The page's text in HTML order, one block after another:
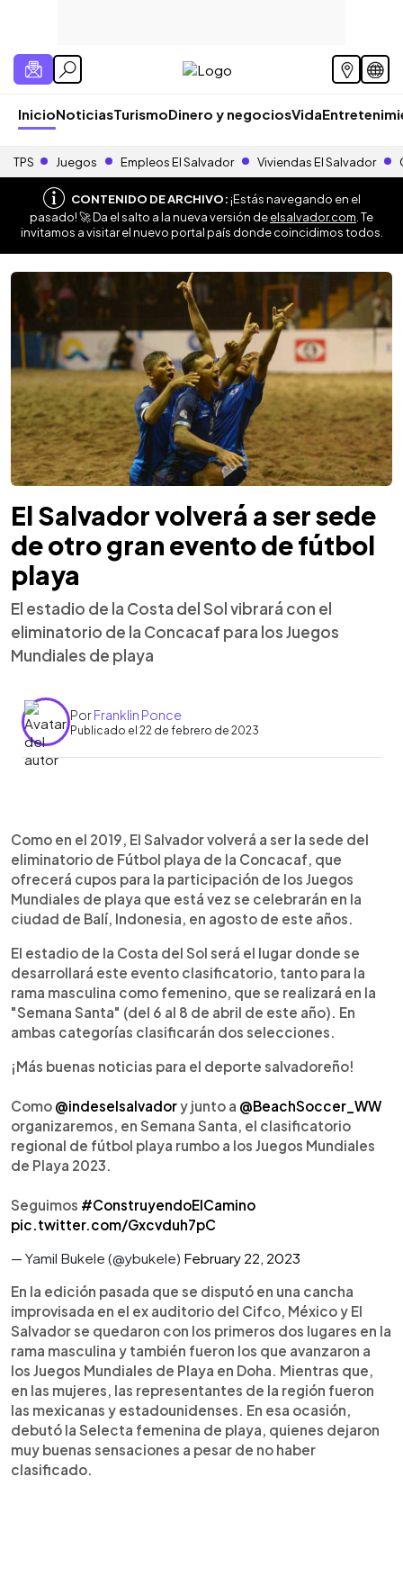
InicioNoticiasTurismoDinero y negociosVida
TPS Juegos Empleos El Salvador Viviendas El Salvador
CONTENIDO DE ARCHIVO:¡Estás navegando en el
pasado! 🚀 Da el salto a la nueva versión deelsalvador.com . Te
invitamos a visitar el nuevo portal país donde coincidimos todos.
El Salvador volverá a ser sede
de otro gran evento de fútbol
playa
El estadio de la Costa del Sol vibrará con el
eliminatorio de la Concacaf para los Juegos
Mundiales de playa
PorFranklin Ponce
Publicado el 22 de febrero de 2023
Escuchar artículo
Como en el 2019, El Salvador volverá a ser la sede del
eliminatorio de Fútbol playa de la Concacaf, que
ofrecerá cupos para la participación de los Juegos
Mundiales de playa que está vez se celebrarán en la
ciudad de Balí, Indonesia, en agosto de este años.
El estadio de la Costa del Sol será el lugar donde se
desarrollará este evento clasificatorio, tanto para la
rama masculina como femenino, que se realizará en la
"Semana Santa" (del 6 al 8 de abril de este año). En
ambas categorías clasificarán dos selecciones.
¡Más buenas noticias para el deporte salvadoreño!
Como @indeselsalvadory junto a @BeachSoccer_WW
organizaremos, en Semana Santa, el clasificatorio
regional de fútbol playa rumbo a los Juegos Mundiales
de Playa 2023.
Seguimos #ConstruyendoElCamino
pic.twitter.com/Gxcvduh7pC
— Yamil Bukele (@ybukele) February 22, 2023
En la edición pasada que se disputó en una cancha
improvisada en el ex auditorio del Cifco, México y El
Salvador se quedaron con los primeros dos lugares en la
rama masculina y también fueron los que avanzaron a
los Juegos Mundiales de Playa en Doha. Mientras que,
en las mujeres, las representantes de la región fueron
las mexicanas y estadounidenses. En esa ocasión,
debutó la Selecta femenina de playa, quienes dejaron
muy buenas sensaciones a pesar de no haber
clasificado.